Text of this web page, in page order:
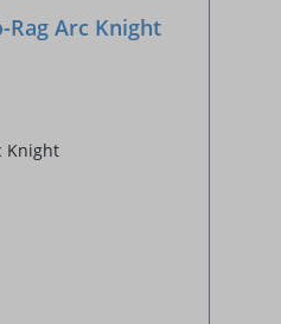
Rag Arc Knight
Knight